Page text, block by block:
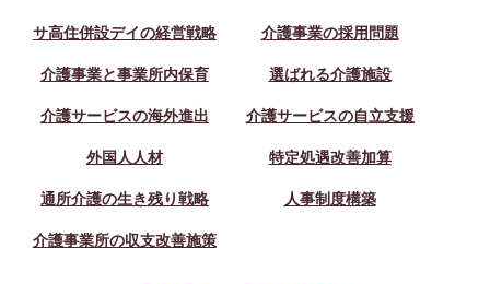
サ高住併設デイの経営戦略 介護事業の採用問題
介護事業と事業所内保育 選ばれる介護施設
介護サービスの海外進出 介護サービスの自立支援
外国人人材 特定処遇改善加算
通所介護の生き残り戦略 人事制度構築
介護事業所の収支改善施策